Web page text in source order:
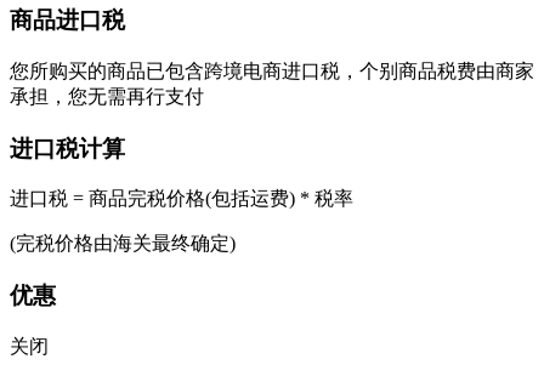
商品进口税
您所购买的商品已包含跨境电商进口税，个别商品税费由商家
承担，您无需再行支付
进口税计算
进口税 = 商品完税价格(包括运费) * 税率
(完税价格由海关最终确定)
优惠
关闭